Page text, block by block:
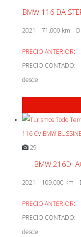
BMW 116 DA
2021 71.000 km
PRECIO ANTERIOR:
PRECIO CONTADO:
desde:
29
BMW 216D
2021 109.000 km
PRECIO ANTERIOR:
PRECIO CONTADO:
desde: